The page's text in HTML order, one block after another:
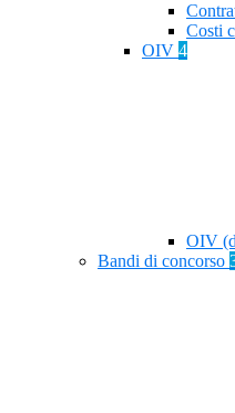
Costi
OIV 4
OIV
Bandi di concorso